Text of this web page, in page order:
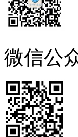
微信公